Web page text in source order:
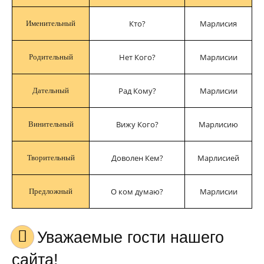
Именительный Кто? Марлисия
Родительный Нет Кого? Марлисии
Дательный Рад Кому? Марлисии
Винительный Вижу Кого? Марлисию
Творительный Доволен Кем? Марлисией
Предложный О ком думаю? Марлисии
Уважаемые гости нашего
сайта!